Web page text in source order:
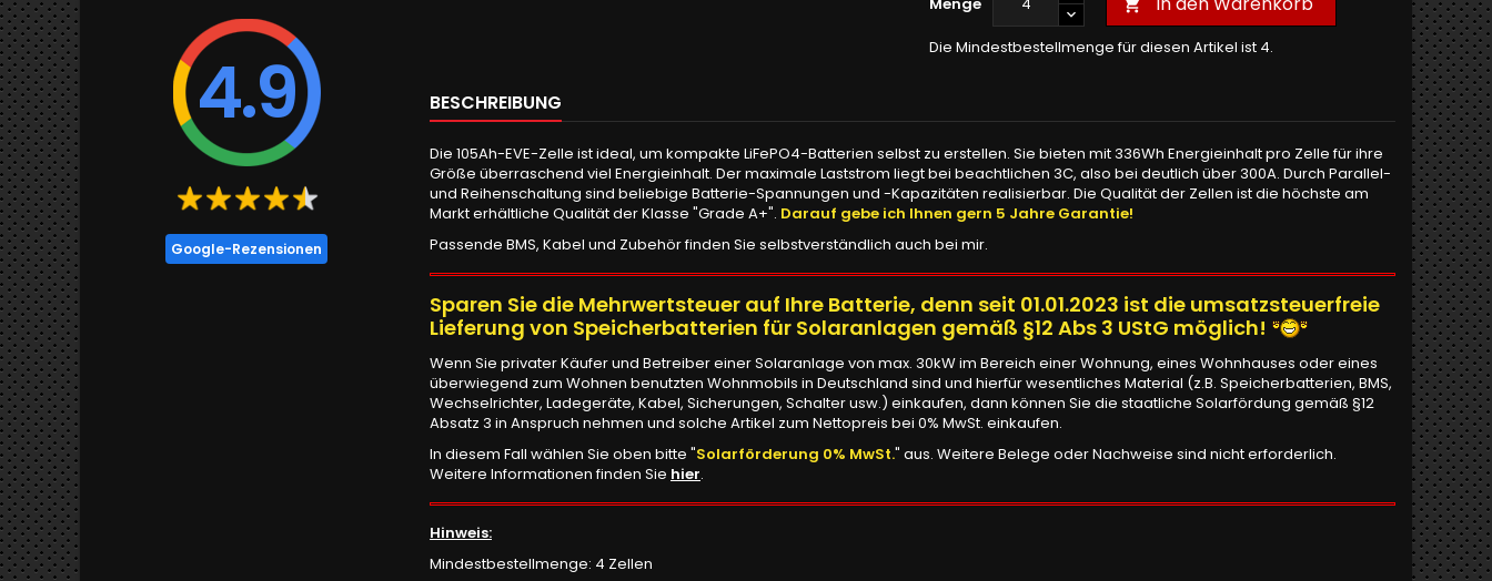
4.9
Google-Rezensionen

Die Mindestbestellmenge für diesen Artikel ist 4.
BESCHREIBUNG
Die 105Ah-EVE-Zelle ist ideal, um kompakte LiFePO4-Batterien selbst zu erstellen. Sie bieten mit 336Wh Energieinhalt pro Zelle für ihre
Größe überraschend viel Energieinhalt. Der maximale Laststrom liegt bei beachtlichen 3C, also bei deutlich über 300A. Durch Parallel-
und Reihenschaltung sind beliebige Batterie-Spannungen und -Kapazitäten realisierbar. Die Qualität der Zellen ist die höchste am
Markt erhältliche Qualität der Klasse "Grade A+". Darauf gebe ich Ihnen gern 5 Jahre Garantie!
Passende BMS, Kabel und Zubehör finden Sie selbstverständlich auch bei mir.
Sparen Sie die Mehrwertsteuer auf Ihre Batterie, denn seit 01.01.2023 ist die umsatzsteuerfreie
Lieferung von Speicherbatterien für Solaranlagen gemäß §12 Abs 3 UStG möglich!
Wenn Sie privater Käufer und Betreiber einer Solaranlage von max. 30kW im Bereich einer Wohnung, eines Wohnhauses oder eines
überwiegend zum Wohnen benutzten Wohnmobils in Deutschland sind und hierfür wesentliches Material (z.B. Speicherbatterien, BMS,
Wechselrichter, Ladegeräte, Kabel, Sicherungen, Schalter usw.) einkaufen, dann können Sie die staatliche Solarfördung gemäß §12
Absatz 3 in Anspruch nehmen und solche Artikel zum Nettopreis bei 0% MwSt. einkaufen.
In diesem Fall wählen Sie oben bitte "Solarförderung 0% MwSt." aus. Weitere Belege oder Nachweise sind nicht erforderlich.
Weitere Informationen finden Sie hier.
Hinweis:
Mindestbestellmenge: 4 Zellen